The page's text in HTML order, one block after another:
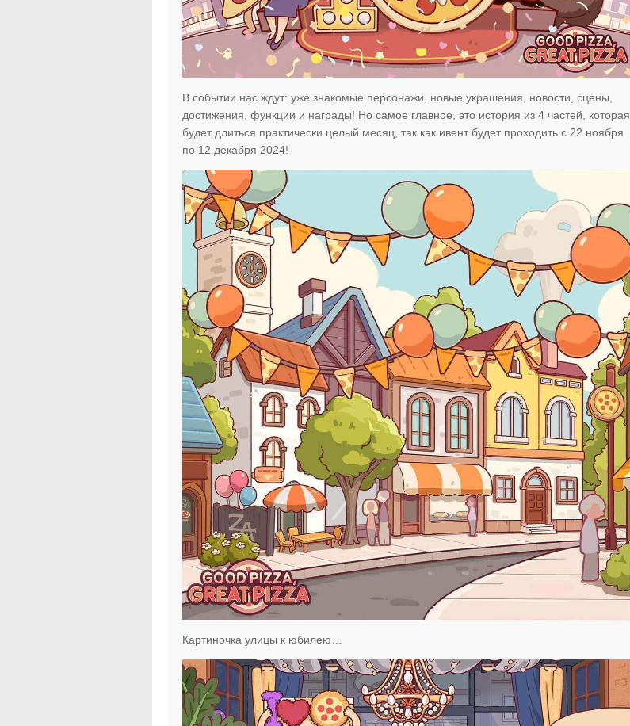
В событии нас ждут: уже знакомые персонажи, новые украшения, новости, сцены,
достижения, функции и награды! Но самое главное, это история из 4 частей, которая
будет длиться практически целый месяц, так как ивент будет проходить с 22 ноября
по 12 декабря 2024!
Картиночка улицы к юбилею…